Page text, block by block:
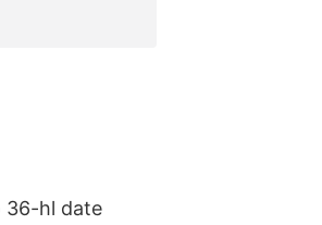
36-hl date